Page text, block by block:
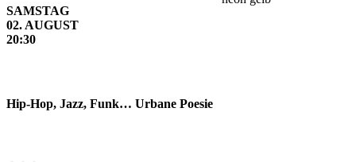
SAMSTAG
02. AUGUST
20:30
Hip-Hop, Jazz, Funk… Urbane Poesie